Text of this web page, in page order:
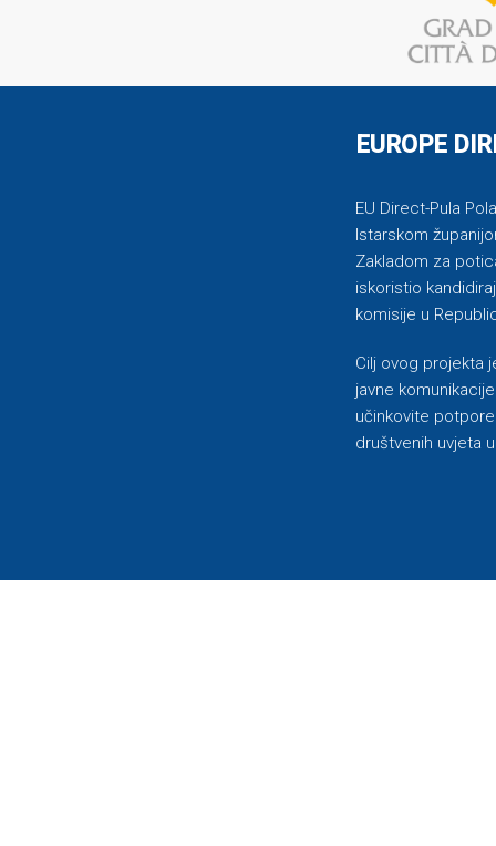
EUROPE
EU Direct-Pula
Istarskom
Zakladom za
iskoristio
komisije u
Cilj ovog projekta
javne
učinkovite
društvenih uvjeta